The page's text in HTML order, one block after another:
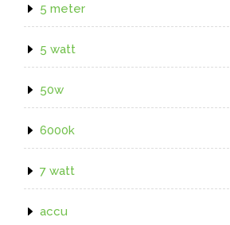
5 meter
5 watt
50w
6000k
7 watt
accu